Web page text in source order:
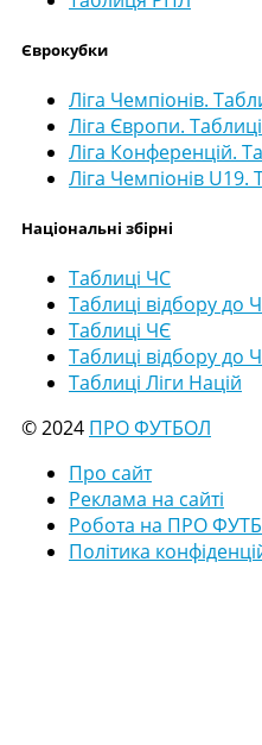
Єврокубки
Ліга Чемпіонів.
Ліга Європи.
Ліга Конференцій.
Ліга Чемпіонів U19.
Національні збірні
Таблиці ЧС
Таблиці відбору до
Таблиці ЧЄ
Таблиці відбору до
Таблиці Ліги Націй
© 2024 ПРО ФУТБОЛ
Про сайт
Реклама на сайті
Робота на ПРО
Політика